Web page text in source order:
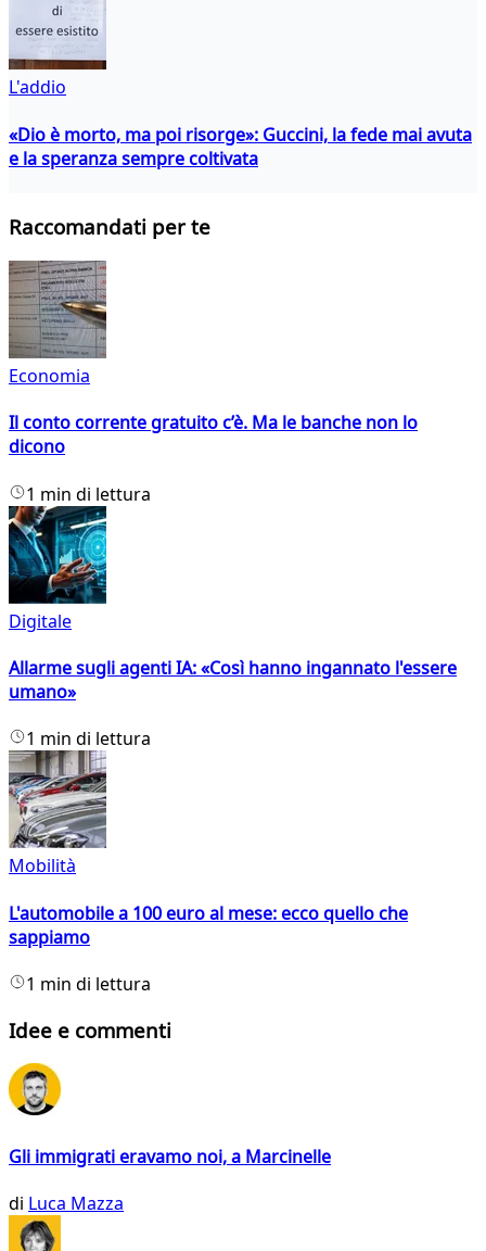
L'addio
«Dio è morto, ma poi risorge»: Guccini, la fede mai avuta
e la speranza sempre coltivata
Raccomandati per te
Economia
Il conto corrente gratuito c’è. Ma le banche non lo
dicono
1 min di lettura
Digitale
Allarme sugli agenti IA: «Così hanno ingannato l'essere
umano»
1 min di lettura
Mobilità
L'automobile a 100 euro al mese: ecco quello che
sappiamo
1 min di lettura
Idee e commenti
Gli immigrati eravamo noi, a Marcinelle
di Luca Mazza